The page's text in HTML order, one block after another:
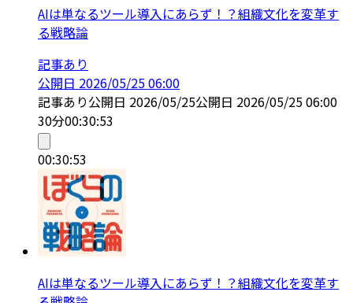
AIは単なるツール導入にあらず！？組織文化を変革す
る戦略論
記事あり
公開日 2026/05/25 06:00
記事あり公開日 2026/05/25公開日 2026/05/25 06:00
30分00:30:53
00:30:53
AIは単なるツール導入にあらず！？組織文化を変革す